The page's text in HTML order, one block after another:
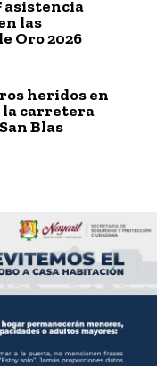
asistencia
las
Oro 2026
heridos en
la carretera
Blas